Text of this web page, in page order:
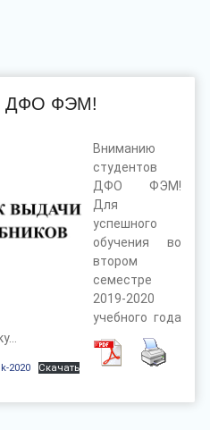
ДФО ФЭМ!
Вниманию
студентов
ДФО ФЭМ!
Для
успешного
обучения во
втором
семестре
2019-2020
учебного года
2020 Скачать